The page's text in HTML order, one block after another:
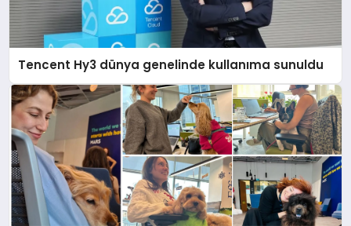
Tencent Hy3 dünya genelinde kullanıma sunuldu